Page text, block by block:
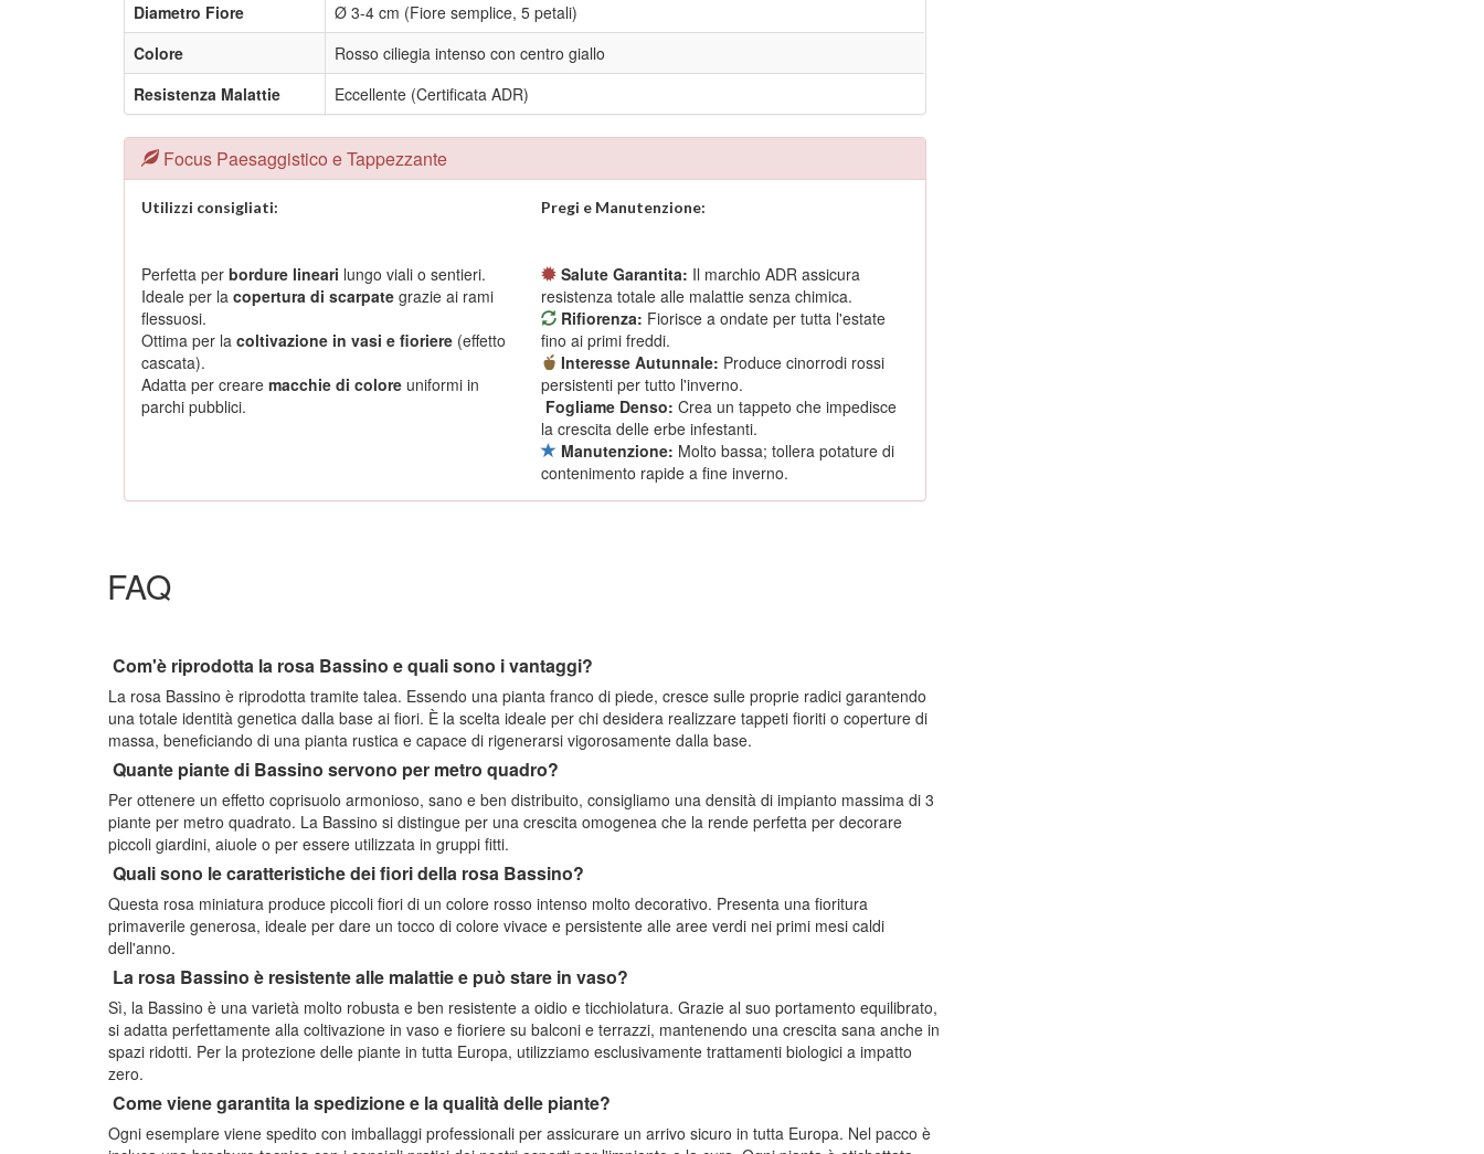
Diametro Fiore
Ø 3-4 cm (Fiore semplice, 5 petali)
Colore
Rosso ciliegia intenso con centro giallo
Resistenza Malattie
Eccellente (Certificata ADR)
Focus Paesaggistico e Tappezzante
Utilizzi consigliati:
Perfetta per bordure lineari lungo viali o sentieri.
Ideale per la copertura di scarpate grazie ai rami
flessuosi.
Ottima per la coltivazione in vasi e fioriere (effetto
cascata).
Adatta per creare macchie di colore uniformi in
parchi pubblici.
Pregi e Manutenzione:
Salute Garantita: Il marchio ADR assicura
resistenza totale alle malattie senza chimica.
Rifiorenza: Fiorisce a ondate per tutta l'estate
fino ai primi freddi.
Interesse Autunnale: Produce cinorrodi rossi
persistenti per tutto l'inverno.
Fogliame Denso: Crea un tappeto che impedisce
la crescita delle erbe infestanti.
Manutenzione: Molto bassa; tollera potature di
contenimento rapide a fine inverno.
FAQ
Com'è riprodotta la rosa Bassino e quali sono i vantaggi?
La rosa Bassino è riprodotta tramite talea. Essendo una pianta franco di piede, cresce sulle proprie radici garantendo
una totale identità genetica dalla base ai fiori. È la scelta ideale per chi desidera realizzare tappeti fioriti o coperture di
massa, beneficiando di una pianta rustica e capace di rigenerarsi vigorosamente dalla base.
Quante piante di Bassino servono per metro quadro?
Per ottenere un effetto coprisuolo armonioso, sano e ben distribuito, consigliamo una densità di impianto massima di 3
piante per metro quadrato. La Bassino si distingue per una crescita omogenea che la rende perfetta per decorare
piccoli giardini, aiuole o per essere utilizzata in gruppi fitti.
Quali sono le caratteristiche dei fiori della rosa Bassino?
Questa rosa miniatura produce piccoli fiori di un colore rosso intenso molto decorativo. Presenta una fioritura
primaverile generosa, ideale per dare un tocco di colore vivace e persistente alle aree verdi nei primi mesi caldi
dell'anno.
La rosa Bassino è resistente alle malattie e può stare in vaso?
Sì, la Bassino è una varietà molto robusta e ben resistente a oidio e ticchiolatura. Grazie al suo portamento equilibrato,
si adatta perfettamente alla coltivazione in vaso e fioriere su balconi e terrazzi, mantenendo una crescita sana anche in
spazi ridotti. Per la protezione delle piante in tutta Europa, utilizziamo esclusivamente trattamenti biologici a impatto
zero.
Come viene garantita la spedizione e la qualità delle piante?
Ogni esemplare viene spedito con imballaggi professionali per assicurare un arrivo sicuro in tutta Europa. Nel pacco è